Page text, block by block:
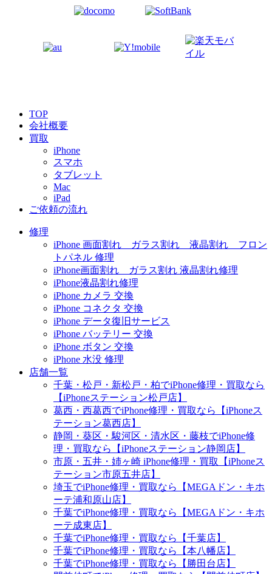
TOP
会社概要
買取
iPhone
スマホ
タブレット
Mac
iPad
ご依頼の流れ
修理
iPhone 画面割れ ガラス割れ 液晶割れ フロン
トパネル 修理
iPhone画面割れ ガラス割れ 液晶割れ修理
iPhone液晶割れ修理
iPhone カメラ 交換
iPhone コネクタ 交換
iPhone データ復旧サービス
iPhone バッテリー 交換
iPhone ボタン 交換
iPhone 水没 修理
店舗一覧
千葉・松戸・新松戸・柏でiPhone修理・買取なら
【iPhoneステーション松戸店】
葛西・西葛西でiPhone修理・買取なら【iPhoneス
テーション葛西店】
静岡・葵区・駿河区・清水区・藤枝でiPhone修
理・買取なら【iPhoneステーション静岡店】
市原・五井・姉ヶ崎 iPhone修理・買取【iPhoneス
テーション市原五井店】
埼玉でiPhone修理・買取なら【MEGAドン・キホ
ーテ浦和原山店】
千葉でiPhone修理・買取なら【MEGAドン・キホ
ーテ成東店】
千葉でiPhone修理・買取なら【千葉店】
千葉でiPhone修理・買取なら【本八幡店】
千葉でiPhone修理・買取なら【勝田台店】